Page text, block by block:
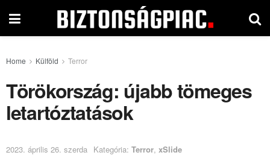
Home Külföld Terror
Törökország: újabb tömeges
letartóztatások
2023. április 26. szerda Kategória: Terror, xSlide